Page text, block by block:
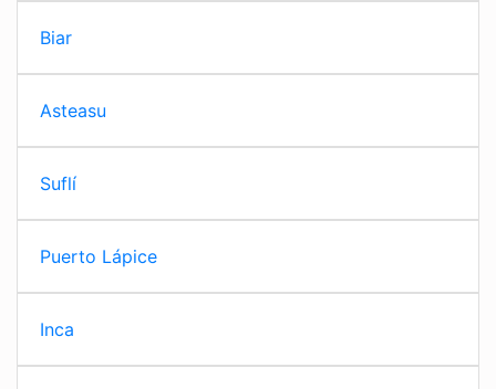
Biar
Asteasu
Suflí
Puerto Lápice
Inca